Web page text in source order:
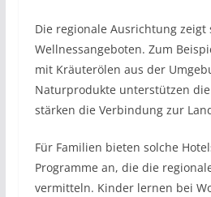
Die regionale Ausrichtung zeigt
Wellnessangeboten. Zum
mit Kräuterölen aus der
Naturprodukte unterstützen
stärken die Verbindung zur
Für Familien bieten solche
Programme an, die die
vermitteln. Kinder lernen bei